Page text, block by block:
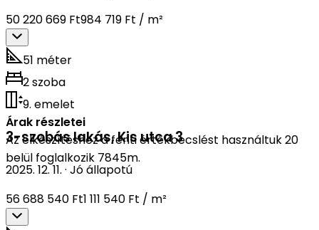
50 220 669 Ft984 719 Ft / m²
51 méter
2 szoba
9. emelet
Árak részletei
Az elkészítéshez a fenti értékbecslést használtuk 20
belül foglalkozik 7845m.
3-szobás lakás,Kis utca 3
2025. 12. 11. · Jó állapotú
56 688 540 Ft1 111 540 Ft / m²